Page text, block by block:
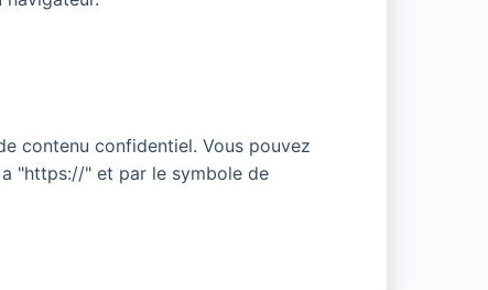
contenu confidentiel. Vous pouvez
"https://" et par le symbole de